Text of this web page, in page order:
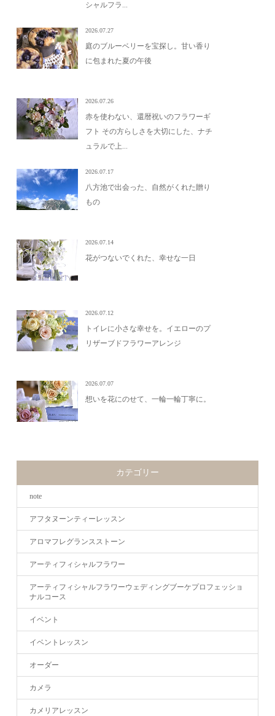
シャルフラ...
2026.07.27
庭のブルーベリーを宝探し。甘い香り
に包まれた夏の午後
2026.07.26
赤を使わない、還暦祝いのフラワーギ
フト その方らしさを大切にした、ナチ
ュラルで上...
2026.07.17
八方池で出会った、自然がくれた贈り
もの
2026.07.14
花がつないでくれた、幸せな一日
2026.07.12
トイレに小さな幸せを。イエローのプ
リザーブドフラワーアレンジ
2026.07.07
想いを花にのせて、一輪一輪丁寧に。
カテゴリー
note
アフタヌーンティーレッスン
アロマフレグランスストーン
アーティフィシャルフラワー
アーティフィシャルフラワーウェディングブーケプロフェッショ
ナルコース
イベント
イベントレッスン
オーダー
カメラ
カメリアレッスン